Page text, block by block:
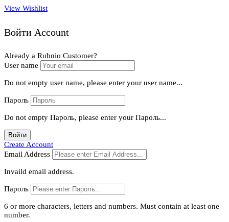
View Wishlist
Войти Account
Already a Rubnio Customer?
User name
Do not empty user name, please enter your user name...
Пароль
Do not empty Пароль, please enter your Пароль...
Войти
Create Account
Email Address
Invaild email address.
Пароль
6 or more characters, letters and numbers. Must contain at least one
number.